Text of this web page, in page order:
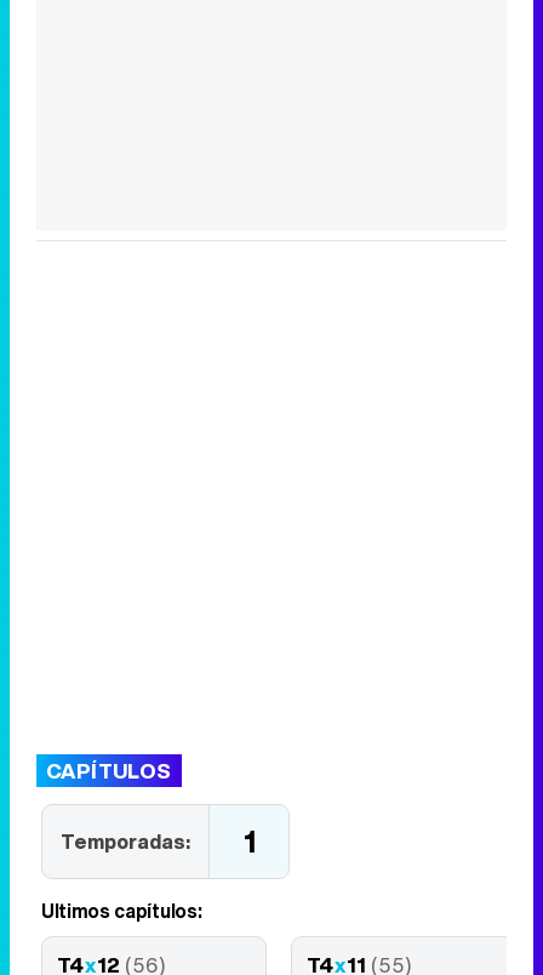
CAPÍTULOS
Temporadas: 1
Últimos capítulos:
T4x12 (56) T4x11 (55)